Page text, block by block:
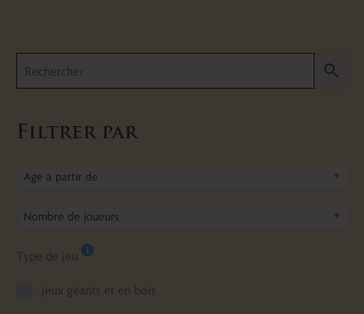
Filtrer par
Age à partir de
Nombre de joueurs
Type de jeu
jeux géants et en bois